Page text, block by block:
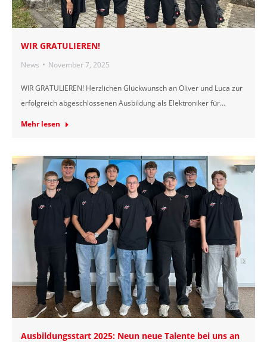
WIR GRATULIEREN!
News November 7, 2025
WIR GRATULIEREN! Herzlichen Glückwunsch an Oliver und Luca zur
erfolgreich abgeschlossenen Ausbildung als Elektroniker für…
Mehr lesen
Ausbildungsstart 2025: Neun neue Talente bei uns an